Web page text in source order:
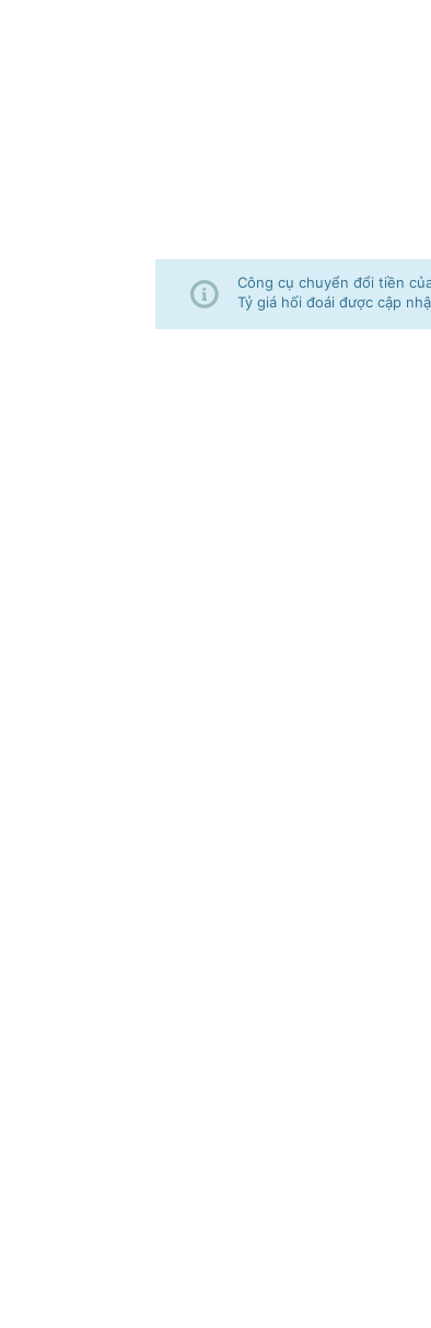
Công cụ chuyển đổi tiền
Tỷ giá hối đoái được cập